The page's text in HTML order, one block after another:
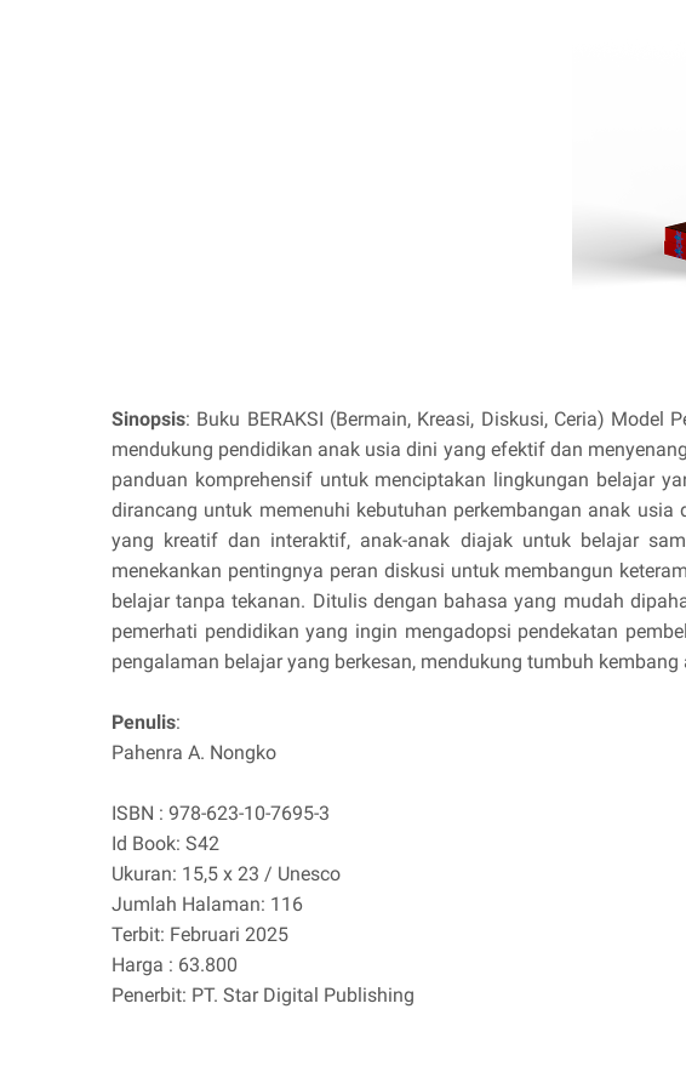
Sinopsis: Buku BERAKSI (Bermain, Kreasi, Diskusi, Ceria)
mendukung pendidikan anak usia dini yang efektif dan
panduan komprehensif untuk menciptakan lingkungan belajar
dirancang untuk memenuhi kebutuhan perkembangan anak
yang kreatif dan interaktif, anak-anak diajak untuk belajar
menekankan pentingnya peran diskusi untuk membangun
belajar tanpa tekanan. Ditulis dengan bahasa yang mudah
pemerhati pendidikan yang ingin mengadopsi pendekatan
pengalaman belajar yang berkesan, mendukung tumbuh
Penulis:
Pahenra A. Nongko
ISBN : 978-623-10-7695-3
Id Book: S42
Ukuran: 15,5 x 23 / Unesco
Jumlah Halaman: 116
Terbit: Februari 2025
Harga : 63.800
Penerbit: PT. Star Digital Publishing